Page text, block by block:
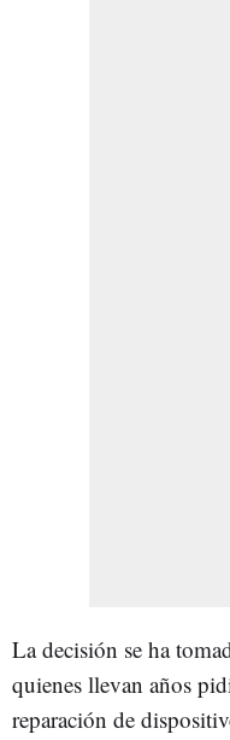
La decisión se ha
quienes llevan años
reparación de